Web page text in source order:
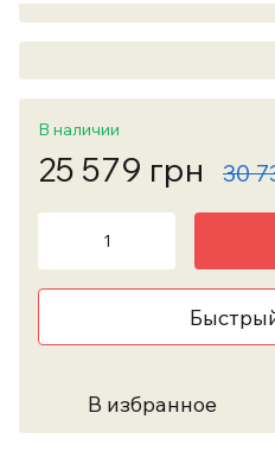
В наличии
25 579 грн 30
В избранное